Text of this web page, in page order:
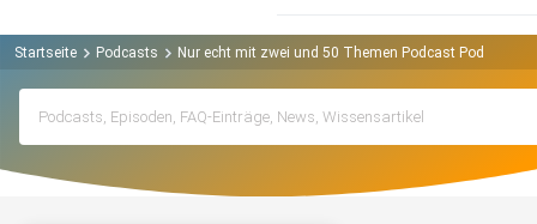
Startseite Podcasts Nur echt mit zwei und 50 Themen Podcast Podcast